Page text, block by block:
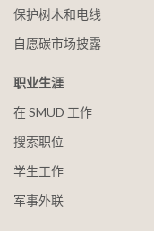
保护树木和电线
自愿碳市场披露
职业生涯
在 SMUD 工作
搜索职位
学生工作
军事外联